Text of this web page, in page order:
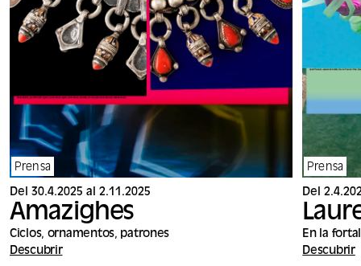
Prensa
Del 30.4.2025 al 2.11.2025
Amazighes
Ciclos, ornamentos, patrones
Descubrir
Prensa
Del
En la
Descubrir